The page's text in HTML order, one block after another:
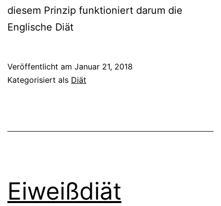
diesem Prinzip funktioniert darum die
Englische Diät
Veröffentlicht am Januar 21, 2018
Kategorisiert als Diät
Eiweißdiät